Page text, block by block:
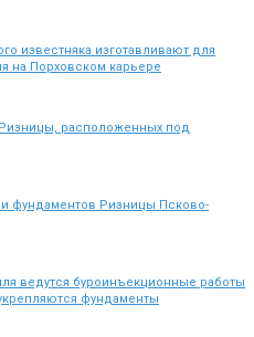
известняка изготавливают для
на Порховском карьере
расположенных под
фундаментов Ризницы Псково-
ведутся буроинъекционные работы
фундаменты